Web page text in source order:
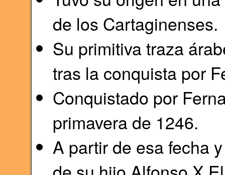
de los Cartaginenses.
Su primitiva traza
tras la conquista por
Conquistado por
primavera de 1246.
A partir de esa fecha